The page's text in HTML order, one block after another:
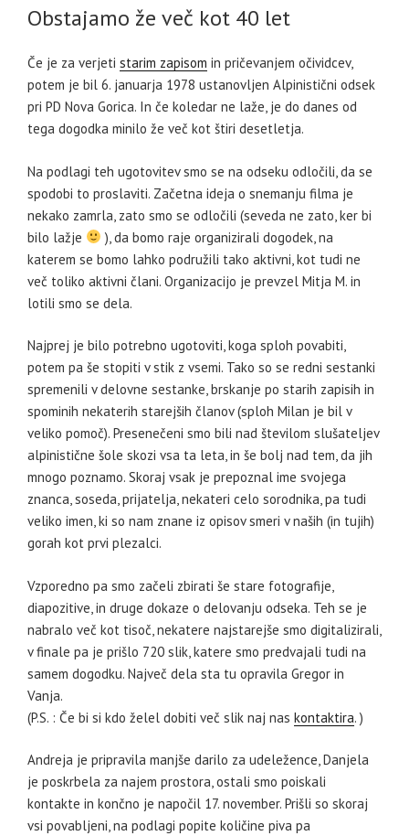
Obstajamo že več kot 40 let
Če je za verjeti starim zapisom in pričevanjem očividcev,
potem je bil 6. januarja 1978 ustanovljen Alpinistični odsek
pri PD Nova Gorica. In če koledar ne laže, je do danes od
tega dogodka minilo že več kot štiri desetletja.
Na podlagi teh ugotovitev smo se na odseku odločili, da se
spodobi to proslaviti. Začetna ideja o snemanju filma je
nekako zamrla, zato smo se odločili (seveda ne zato, ker bi
bilo lažje
), da bomo raje organizirali dogodek, na
katerem se bomo lahko podružili tako aktivni, kot tudi ne
več toliko aktivni člani. Organizacijo je prevzel Mitja M. in
lotili smo se dela.
Najprej je bilo potrebno ugotoviti, koga sploh povabiti,
potem pa še stopiti v stik z vsemi. Tako so se redni sestanki
spremenili v delovne sestanke, brskanje po starih zapisih in
spominih nekaterih starejših članov (sploh Milan je bil v
veliko pomoč). Presenečeni smo bili nad številom slušateljev
alpinistične šole skozi vsa ta leta, in še bolj nad tem, da jih
mnogo poznamo. Skoraj vsak je prepoznal ime svojega
znanca, soseda, prijatelja, nekateri celo sorodnika, pa tudi
veliko imen, ki so nam znane iz opisov smeri v naših (in tujih)
gorah kot prvi plezalci.
Vzporedno pa smo začeli zbirati še stare fotografije,
diapozitive, in druge dokaze o delovanju odseka. Teh se je
nabralo več kot tisoč, nekatere najstarejše smo digitalizirali,
v finale pa je prišlo 720 slik, katere smo predvajali tudi na
samem dogodku. Največ dela sta tu opravila Gregor in
Vanja.
(P.S. : Če bi si kdo želel dobiti več slik naj nas kontaktira. )
Andreja je pripravila manjše darilo za udeležence, Danjela
je poskrbela za najem prostora, ostali smo poiskali
kontakte in končno je napočil 17. november. Prišli so skoraj
vsi povabljeni, na podlagi popite količine piva pa